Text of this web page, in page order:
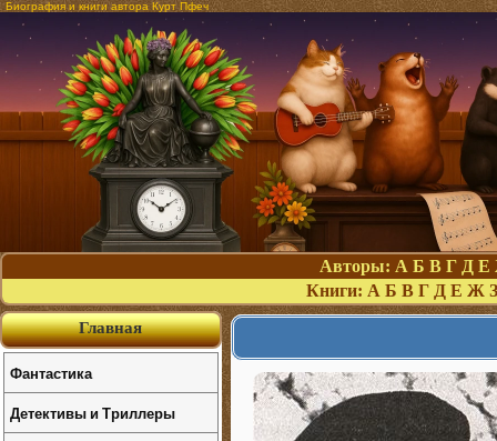
Биография и книги автора Курт Пфеч
Авторы: А Б В Г Д Е
Книги: А Б В Г Д Е Ж З
Главная
Фантастика
Детективы и Триллеры